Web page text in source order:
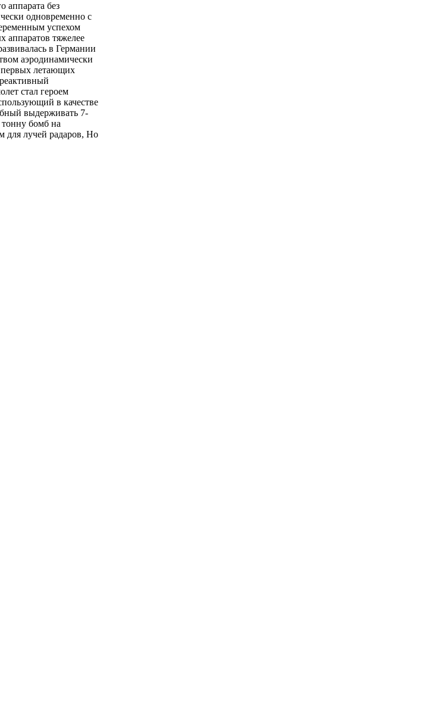
аппарата без
одновременно с
успехом
аппаратов тяжелее
в Германии
аэродинамически
первых летающих
стал героем
в качестве
выдерживать 7-
бомб на
для лучей радаров, Но